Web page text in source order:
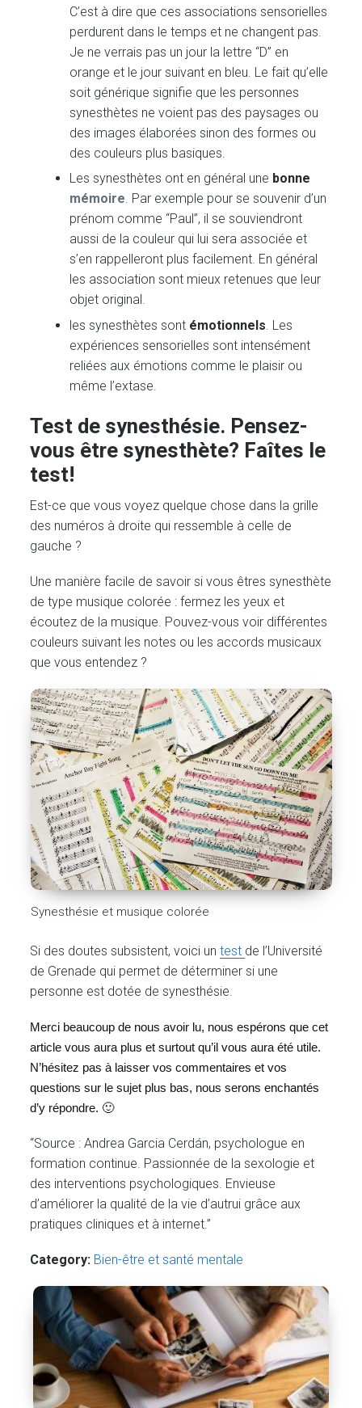
C’est à dire que ces associations sensorielles
perdurent dans le temps et ne changent pas.
Je ne verrais pas un jour la lettre “D” en
orange et le jour suivant en bleu. Le fait qu’elle
soit générique signifie que les personnes
synesthètes ne voient pas des paysages ou
des images élaborées sinon des formes ou
des couleurs plus basiques.
Les synesthètes ont en général une bonne
mémoire. Par exemple pour se souvenir d’un
prénom comme “Paul”, il se souviendront
aussi de la couleur qui lui sera associée et
s’en rappelleront plus facilement. En général
les association sont mieux retenues que leur
objet original.
les synesthètes sont émotionnels . Les
expériences sensorielles sont intensément
reliées aux émotions comme le plaisir ou
même l’extase.
Test de synesthésie. Pensez-
vous être synesthète? Faîtes le
test!
Est-ce que vous voyez quelque chose dans la grille
des numéros à droite qui ressemble à celle de
gauche ?
Une manière facile de savoir si vous êtres synesthète
de type musique colorée : fermez les yeux et
écoutez de la musique. Pouvez-vous voir différentes
couleurs suivant les notes ou les accords musicaux
que vous entendez ?
Synesthésie et musique colorée
Si des doutes subsistent, voici untest de l’Université
de Grenade qui permet de déterminer si une
personne est dotée de synesthésie.
Merci beaucoup de nous avoir lu, nous espérons que cet
article vous aura plus et surtout qu’il vous aura été utile.
N’hésitez pas à laisser vos commentaires et vos
questions sur le sujet plus bas, nous serons enchantés
d’y répondre. 🙂
“Source : Andrea Garcia Cerdán, psychologue en
formation continue. Passionnée de la sexologie et
des interventions psychologiques. Envieuse
d’améliorer la qualité de la vie d’autrui grâce aux
pratiques cliniques et à internet.”
Category: Bien-être et santé mentale